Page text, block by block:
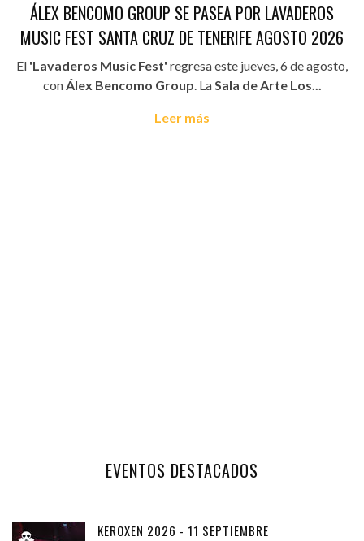
ÁLEX BENCOMO GROUP SE PASEA POR LAVADEROS
MUSIC FEST SANTA CRUZ DE TENERIFE AGOSTO 2026
El 'Lavaderos Music Fest' regresa este jueves, 6 de agosto,
conÁlex Bencomo Group. LaSala de Arte Los...
Leer más
EVENTOS DESTACADOS
KEROXEN 2026 - 11 SEPTIEMBRE